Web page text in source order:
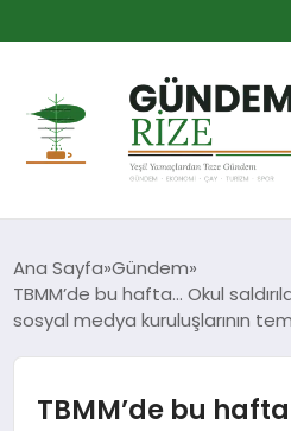
RIZE
BÜLTEN
Ana Sayfa Gündem
TBMM’de bu hafta… Okul
sosyal medya kuruluşlarının
TBMM’de bu